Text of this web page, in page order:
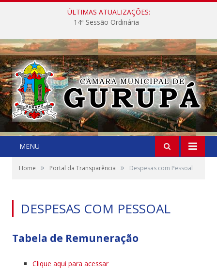
ÚLTIMAS ATUALIZAÇÕES:
14ª Sessão Ordinária
MENU
Home » Portal da Transparência » Despesas com Pessoal
DESPESAS COM PESSOAL
Tabela de Remuneração
Clique aqui para acessar